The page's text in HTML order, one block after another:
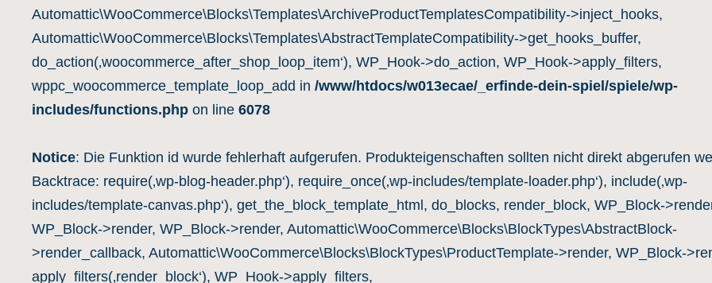
Automattic\WooCommerce\Blocks\Templates\ArchiveProductTemplatesCompatibility->inject_hooks,
Automattic\WooCommerce\Blocks\Templates\AbstractTemplateCompatibility->get_hooks_buffer,
do_action(‚woocommerce_after_shop_loop_item‘), WP_Hook->do_action, WP_Hook->apply_filters,
wppc_woocommerce_template_loop_add in /www/htdocs/w013ecae/_erfinde-dein-spiel/spiele/wp-
includes/functions.php on line 6078
Notice: Die Funktion id wurde fehlerhaft aufgerufen. Produkteigenschaften sollten nicht direkt abgerufen
Backtrace: require(‚wp-blog-header.php‘), require_once(‚wp-includes/template-loader.php‘), include(‚wp-
includes/template-canvas.php‘), get_the_block_template_html, do_blocks, render_block, WP_Block-
WP_Block->render, WP_Block->render, Automattic\WooCommerce\Blocks\BlockTypes\AbstractBlock-
>render_callback, Automattic\WooCommerce\Blocks\BlockTypes\ProductTemplate->render, WP_Block-
apply_filters(‚render_block‘), WP_Hook->apply_filters,